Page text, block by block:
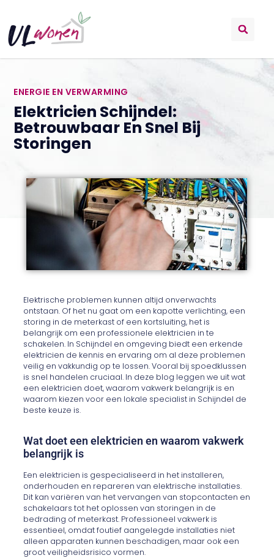
ENERGIE EN VERWARMING
Elektricien Schijndel:
Betrouwbaar En Snel Bij
Storingen
Elektrische problemen kunnen altijd onverwachts
ontstaan. Of het nu gaat om een kapotte verlichting, een
storing in de meterkast of een kortsluiting, het is
belangrijk om een professionele elektricien in te
schakelen. In Schijndel en omgeving biedt een erkende
elektricien de kennis en ervaring om al deze problemen
veilig en vakkundig op te lossen. Vooral bij spoedklussen
is snel handelen cruciaal. In deze blog leggen we uit wat
een elektricien doet, waarom vakwerk belangrijk is en
waarom kiezen voor een lokale specialist in Schijndel de
beste keuze is.
Wat doet een elektricien en waarom vakwerk
belangrijk is
Een elektricien is gespecialiseerd in het installeren,
onderhouden en repareren van elektrische installaties.
Dit kan variëren van het vervangen van stopcontacten en
schakelaars tot het oplossen van storingen in de
bedrading of meterkast. Professioneel vakwerk is
essentieel, omdat foutief aangelegde installaties niet
alleen apparaten kunnen beschadigen, maar ook een
groot veiligheidsrisico vormen.